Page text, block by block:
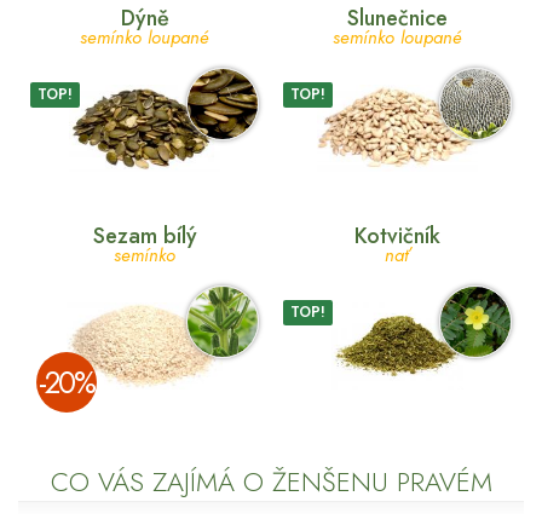
Dýně
semínko loupané
TOP!
Slunečnice
semínko loupané
TOP!
Sezam bílý
semínko
­-20%
Kotvičník
nať
TOP!
CO VÁS ZAJÍMÁ O ŽENŠENU PRAVÉM